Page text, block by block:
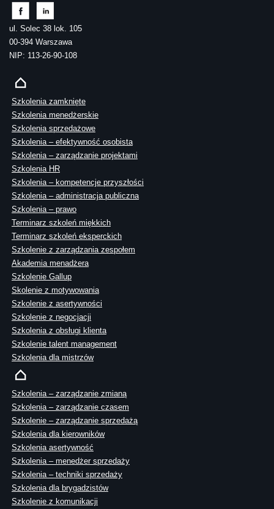
ul. Solec 38 lok. 105
00-394 Warszawa
NIP: 113-26-90-108
Szkolenia zamknięte
Szkolenia menedżerskie
Szkolenia sprzedażowe
Szkolenia – efektywność osobista
Szkolenia – zarządzanie projektami
Szkolenia HR
Szkolenia – kompetencje przyszłości
Szkolenia – administracja publiczna
Szkolenia – prawo
Terminarz szkoleń miękkich
Terminarz szkoleń eksperckich
Szkolenie z zarządzania zespołem
Akademia menadżera
Szkolenie Gallup
Skolenie z motywowania
Szkolenie z asertywności
Szkolenie z negocjacji
Szkolenia z obsługi klienta
Szkolenie talent management
Szkolenia dla mistrzów
Szkolenia – zarządzanie zmianą
Szkolenia – zarządzanie czasem
Szkolenie – zarządzanie sprzedażą
Szkolenia dla kierowników
Szkolenia asertywność
Szkolenia – menedżer sprzedaży
Szkolenia – techniki sprzedaży
Szkolenia dla brygadzistów
Szkolenie z komunikacji